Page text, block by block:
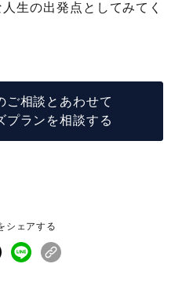
生の出発点としてみてく
ご相談とあわせて
プランを相談する
シェアする